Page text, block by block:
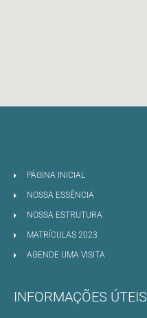
PÁGINA INICIAL
NOSSA ESSÊNCIA
NOSSA ESTRUTURA
MATRÍCULAS 2023
AGENDE UMA VISITA
INFORMAÇÕES ÚTEIS